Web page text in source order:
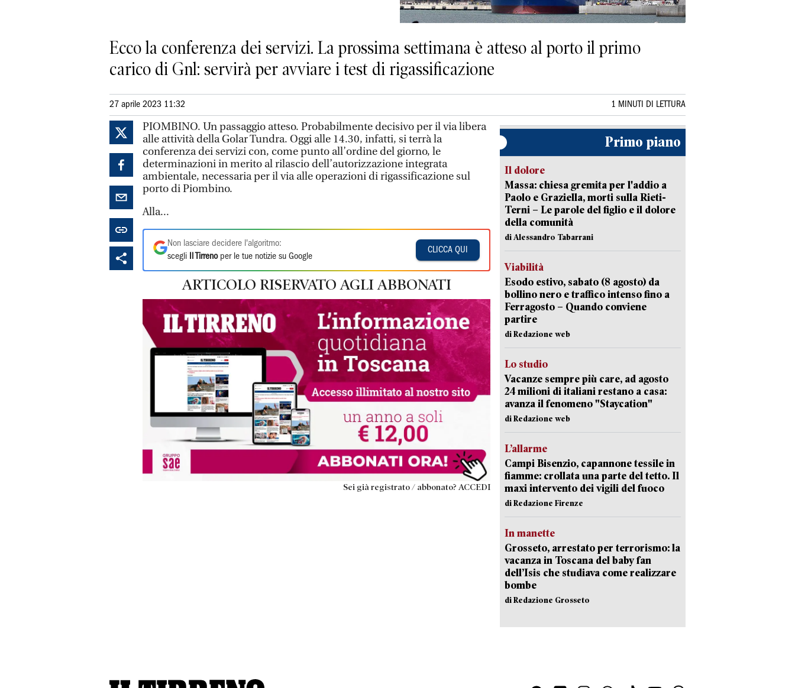
Ecco la conferenza dei servizi. La prossima settimana è atteso al porto il primo
carico di Gnl: servirà per avviare i test di rigassificazione
27 aprile 2023 11:32 1 MINUTI DI LETTURA
PIOMBINO. Un passaggio atteso. Probabilmente decisivo per il via libera
alle attività della Golar Tundra. Oggi alle 14.30, infatti, si terrà la
conferenza dei servizi con, come punto all’ordine del giorno, le
determinazioni in merito al rilascio dell’autorizzazione integrata
ambientale, necessaria per il via alle operazioni di rigassificazione sul
porto di Piombino.
Alla...
Non lasciare decidere l'algoritmo:
scegli
Il Tirrenoper le tue notizie su Google
CLICCA QUI
ARTICOLO RISERVATO AGLI ABBONATI
Sei già registrato / abbonato? ACCEDI
Primo piano
Il dolore
Massa: chiesa gremita per l'addio a
Paolo e Graziella, morti sulla Rieti-
Terni – Le parole del figlio e il dolore
della comunità
di Alessandro Tabarrani
Viabilità
Esodo estivo, sabato (8 agosto) da
bollino nero e traffico intenso fino a
Ferragosto – Quando conviene
partire
di Redazione web
Lo studio
Vacanze sempre più care, ad agosto
24 milioni di italiani restano a casa:
avanza il fenomeno "Staycation"
di Redazione web
L’allarme
Campi Bisenzio, capannone tessile in
fiamme: crollata una parte del tetto. Il
maxi intervento dei vigili del fuoco
di Redazione Firenze
In manette
Grosseto, arrestato per terrorismo: la
vacanza in Toscana del baby fan
dell’Isis che studiava come realizzare
bombe
di Redazione Grosseto